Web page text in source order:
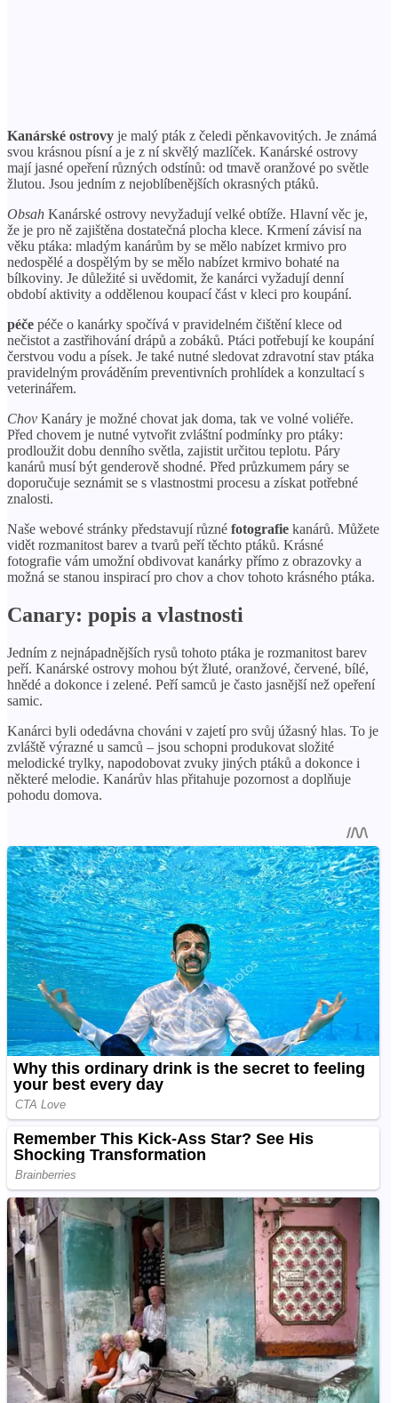
Kanárské ostrovy je malý pták z čeledi pěnkavovitých. Je známá
svou krásnou písní a je z ní skvělý mazlíček. Kanárské ostrovy
mají jasné opeření různých odstínů: od tmavě oranžové po světle
žlutou. Jsou jedním z nejoblíbenějších okrasných ptáků.
Obsah Kanárské ostrovy nevyžadují velké obtíže. Hlavní věc je,
že je pro ně zajištěna dostatečná plocha klece. Krmení závisí na
věku ptáka: mladým kanárům by se mělo nabízet krmivo pro
nedospělé a dospělým by se mělo nabízet krmivo bohaté na
bílkoviny. Je důležité si uvědomit, že kanárci vyžadují denní
období aktivity a oddělenou koupací část v kleci pro koupání.
péče péče o kanárky spočívá v pravidelném čištění klece od
nečistot a zastřihování drápů a zobáků. Ptáci potřebují ke koupání
čerstvou vodu a písek. Je také nutné sledovat zdravotní stav ptáka
pravidelným prováděním preventivních prohlídek a konzultací s
veterinářem.
Chov Kanáry je možné chovat jak doma, tak ve volné voliéře.
Před chovem je nutné vytvořit zvláštní podmínky pro ptáky:
prodloužit dobu denního světla, zajistit určitou teplotu. Páry
kanárů musí být genderově shodné. Před průzkumem páry se
doporučuje seznámit se s vlastnostmi procesu a získat potřebné
znalosti.
Naše webové stránky představují různé fotografie kanárů. Můžete
vidět rozmanitost barev a tvarů peří těchto ptáků. Krásné
fotografie vám umožní obdivovat kanárky přímo z obrazovky a
možná se stanou inspirací pro chov a chov tohoto krásného ptáka.
Canary: popis a vlastnosti
Jedním z nejnápadnějších rysů tohoto ptáka je rozmanitost barev
peří. Kanárské ostrovy mohou být žluté, oranžové, červené, bílé,
hnědé a dokonce i zelené. Peří samců je často jasnější než opeření
samic.
Kanárci byli odedávna chováni v zajetí pro svůj úžasný hlas. To je
zvláště výrazné u samců – jsou schopni produkovat složité
melodické trylky, napodobovat zvuky jiných ptáků a dokonce i
některé melodie. Kanárův hlas přitahuje pozornost a doplňuje
pohodu domova.